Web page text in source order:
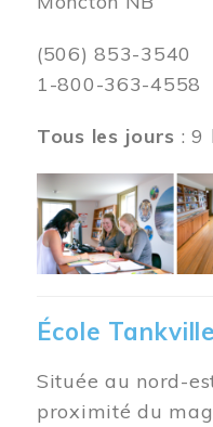
(506) 853-3540
1-800-363-4558
Tous les jours : 9
Image
École Tankville
Située au nord-
proximité du